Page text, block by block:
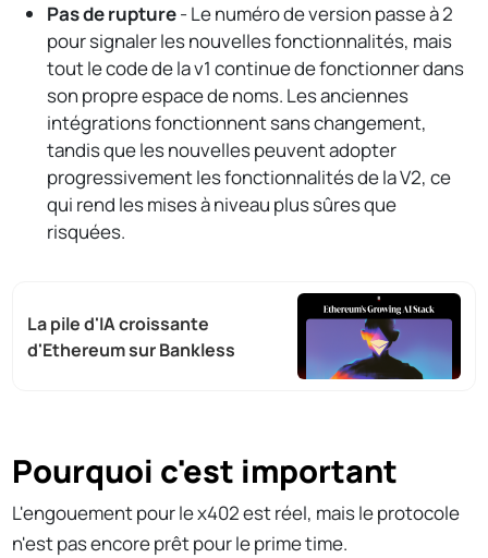
Pas de rupture- Le numéro de version passe à 2
pour signaler les nouvelles fonctionnalités, mais
tout le code de la v1 continue de fonctionner dans
son propre espace de noms. Les anciennes
intégrations fonctionnent sans changement,
tandis que les nouvelles peuvent adopter
progressivement les fonctionnalités de la V2, ce
qui rend les mises à niveau plus sûres que
risquées.
La pile d'IA croissante
d'Ethereum sur Bankless
Pourquoi c'est important
L'engouement pour le x402 est réel, mais le protocole
n'est pas encore prêt pour le prime time.